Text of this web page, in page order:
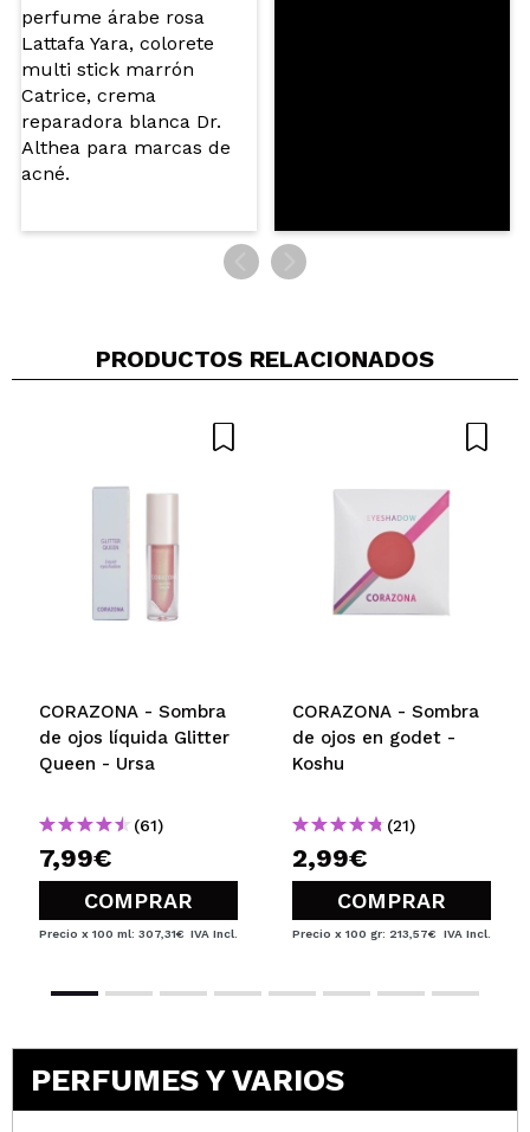
PRODUCTOS RELACIONADOS
CORAZONA - Sombra
de ojos líquida Glitter
Queen - Ursa
(61)
7,99€
COMPRAR
Precio x 100 ml: 307,31€ IVA Incl.
CORAZONA - Sombra
de ojos en godet -
Koshu
(21)
2,99€
COMPRAR
Precio x 100 gr: 213,57€ IVA Incl.
PERFUMES Y VARIOS